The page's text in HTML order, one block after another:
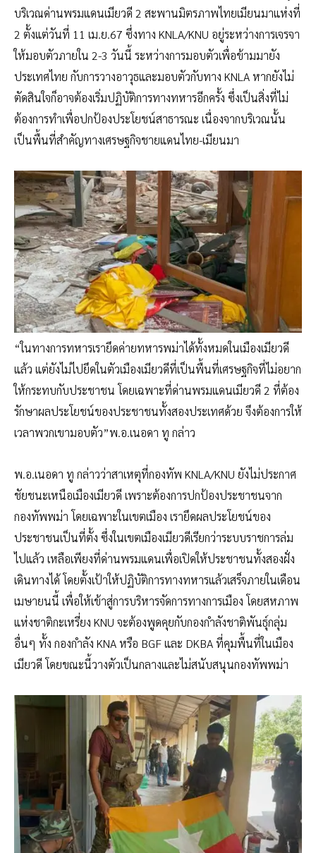
บริเวณด่านพรมแดนเมียวดี 2 สะพานมิตรภาพไทยเมียนมาแห่งที่
2 ตั้งแต่วันที่ 11 เม.ย.67 ซึ่งทาง KNLA/KNU อยู่ระหว่างการเจรจา
ให้มอบตัวภายใน 2-3 วันนี้ ระหว่างการมอบตัวเพื่อข้ามมายัง
ประเทศไทย กับการวางอาวุธและมอบตัวกับทาง KNLA หากยังไม่
ตัดสินใจก็อาจต้องเริ่มปฏิบัติการทางทหารอีกครั้ง ซึ่งเป็นสิ่งที่ไม่
ต้องการทำเพื่อปกป้องประโยชน์สาธารณะ เนื่องจากบริเวณนั้น
เป็นพื้นที่สำคัญทางเศรษฐกิจชายแดนไทย-เมียนมา
“ในทางการทหารเรายึดค่ายทหารพม่าได้ทั้งหมดในเมืองเมียวดี
แล้ว แต่ยังไม่ไปยึดในตัวเมืองเมียวดีที่เป็นพื้นที่เศรษฐกิจที่ไม่อยาก
ให้กระทบกับประชาชน โดยเฉพาะที่ด่านพรมแดนเมียวดี 2 ที่ต้อง
รักษาผลประโยชน์ของประชาชนทั้งสองประเทศด้วย จึงต้องการให้
เวลาพวกเขามอบตัว”พ.อ.เนอดา ทู กล่าว
พ.อ.เนอดา ทู กล่าวว่าสาเหตุที่กองทัพ KNLA/KNU ยังไม่ประกาศ
ชัยชนะเหนือเมืองเมียวดี เพราะต้องการปกป้องประชาชนจาก
กองทัพพม่า โดยเฉพาะในเขตเมือง เรายึดผลประโยชน์ของ
ประชาชนเป็นที่ตั้ง ซึ่งในเขตเมืองเมียวดีเรียกว่าระบบราชการล่ม
ไปแล้ว เหลือเพียงที่ด่านพรมแดนเพื่อเปิดให้ประชาชนทั้งสองฝั่ง
เดินทางได้ โดยตั้งเป้าให้ปฏิบัติการทางทหารแล้วเสร็จภายในเดือน
เมษายนนี้ เพื่อให้เข้าสู่การบริหารจัดการทางการเมือง โดยสหภาพ
แห่งชาติกะเหรี่ยง KNU จะต้องพูดคุยกับกองกำลังชาติพันธ์ุกลุ่ม
อื่นๆ ทั้ง กองกำลัง KNA หรือ BGF และ DKBA ที่คุมพื้นที่ในเมือง
เมียวดี โดยขณะนี้วางตัวเป็นกลางและไม่สนับสนุนกองทัพพม่า